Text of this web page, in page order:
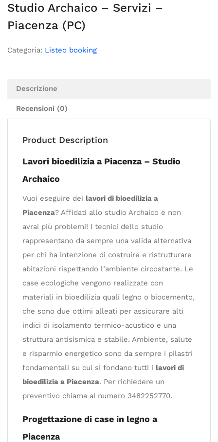
Studio Archaico – Servizi –
Piacenza (PC)
Categoria: Listeo booking
Descrizione
Recensioni (0)
Product Description
Lavori bioedilizia a Piacenza – Studio
Archaico
Vuoi eseguire dei lavori di bioedilizia a
Piacenza? Affidati allo studio Archaico e non
avrai più problemi! I tecnici dello studio
rappresentano da sempre una valida alternativa
per chi ha intenzione di costruire e ristrutturare
abitazioni rispettando l’ambiente circostante. Le
case ecologiche vengono realizzate con
materiali in bioedilizia quali legno o biocemento,
che sono due ottimi alleati per assicurare alti
indici di isolamento termico-acustico e una
struttura antisismica e stabile. Ambiente, salute
e risparmio energetico sono da sempre i pilastri
fondamentali su cui si fondano tutti i lavori di
bioedilizia a Piacenza. Per richiedere un
preventivo chiama al numero 3482252770.
Progettazione di case in legno a
Piacenza